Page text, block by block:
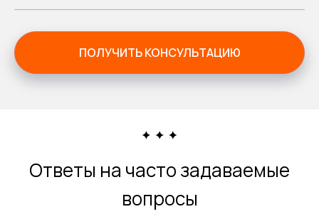
ПОЛУЧИТЬ КОНСУЛЬТАЦИЮ
Ответы на часто задаваемые
вопросы